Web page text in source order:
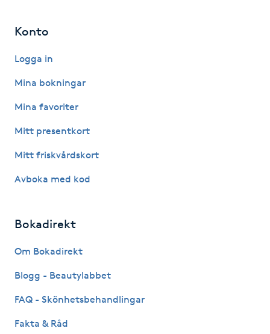
Fibromassage
Fillers
Fotsvamp
Fotvård
Fransborttagning
Fransförlängning
Fransförlängning Megavolym
Konto
Logga in
Mina bokningar
Mina favoriter
Mitt presentkort
Mitt friskvårdskort
Avboka med kod
Bokadirekt
Om Bokadirekt
Blogg - Beautylabbet
FAQ - Skönhetsbehandlingar
Fakta & Råd